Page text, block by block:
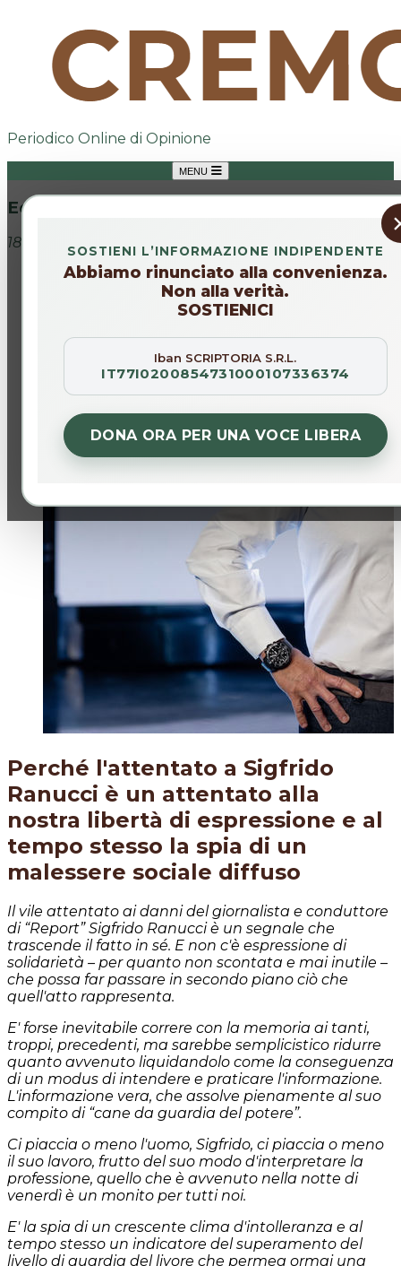
Periodico Online di Opinione
MENU
SOSTIENI L’INFORMAZIONE INDIPENDENTE
Abbiamo rinunciato alla convenienza.
Non alla verità.
SOSTIENICI
Iban SCRIPTORIA S.R.L.
IT77I0200854731000107336374
DONA ORA PER UNA VOCE LIBERA
Editoriale
18 ott 2025
Perché l'attentato a Sigfrido
Ranucci è un attentato alla
nostra libertà di espressione e al
tempo stesso la spia di un
malessere sociale diffuso
Il vile attentato ai danni del giornalista e conduttore
di “Report” Sigfrido Ranucci è un segnale che
trascende il fatto in sé. E non c'è espressione di
solidarietà – per quanto non scontata e mai inutile –
che possa far passare in secondo piano ciò che
quell'atto rappresenta.
E' forse inevitabile correre con la memoria ai tanti,
troppi, precedenti, ma sarebbe semplicistico ridurre
quanto avvenuto liquidandolo come la conseguenza
di un modus di intendere e praticare l'informazione.
L'informazione vera, che assolve pienamente al suo
compito di “cane da guardia del potere”.
Ci piaccia o meno l'uomo, Sigfrido, ci piaccia o meno
il suo lavoro, frutto del suo modo d'interpretare la
professione, quello che è avvenuto nella notte di
venerdì è un monito per tutti noi.
E' la spia di un crescente clima d'intolleranza e al
tempo stesso un indicatore del superamento del
livello di guardia del livore che permea ormai una